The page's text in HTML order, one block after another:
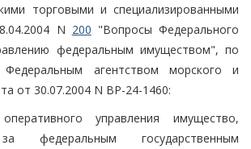
торговыми и специализированными
N 200 "Вопросы Федерального
федеральным имуществом", по
агентством морского и
от 30.07.2004 N ВР-24-1460:
управления имущество,
федеральным государственным